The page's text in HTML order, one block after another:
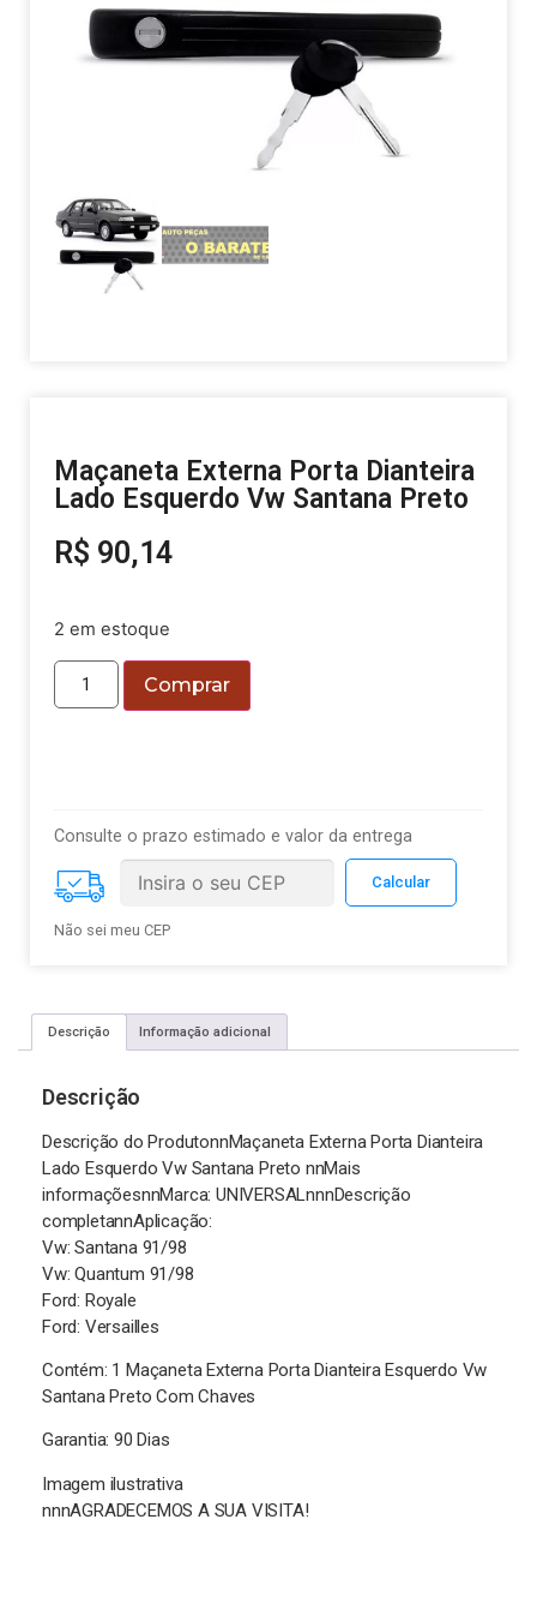
Maçaneta Externa Porta Dianteira
Lado Esquerdo Vw Santana Preto
R$ 90,14
2 em estoque
Comprar
Consulte o prazo estimado e valor da entrega
Não sei meu CEP
Descrição Informação adicional
Descrição
Descrição do ProdutonnMaçaneta Externa Porta Dianteira
Lado Esquerdo Vw Santana Preto nnMais
informaçõesnnMarca: UNIVERSALnnnDescrição
completannAplicação:
Vw: Santana 91/98
Vw: Quantum 91/98
Ford: Royale
Ford: Versailles
Contém: 1 Maçaneta Externa Porta Dianteira Esquerdo Vw
Santana Preto Com Chaves
Garantia: 90 Dias
Imagem ilustrativa
nnnAGRADECEMOS A SUA VISITA!